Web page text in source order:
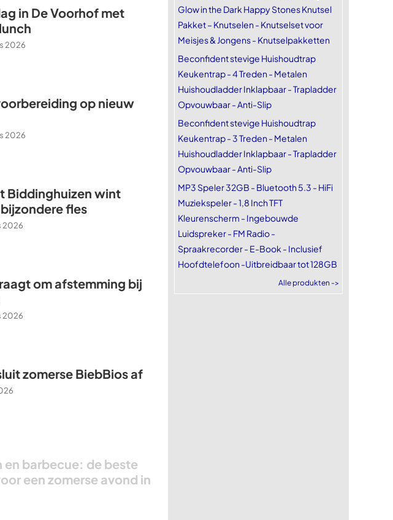
in De Voorhof met
2026
op nieuw
2026
Biddinghuizen wint
fles
2026
om afstemming bij
2026
zomerse BiebBios af
en barbecue: de beste
een zomerse avond in
Glow in the Dark Happy Stones Knutsel
Pakket – Knutselen - Knutselset voor
Meisjes & Jongens - Knutselpakketten
Beconfident stevige Huishoudtrap
Keukentrap - 4 Treden - Metalen
Huishoudladder Inklapbaar - Trapladder
Opvouwbaar - Anti-Slip
Beconfident stevige Huishoudtrap
Keukentrap - 3 Treden - Metalen
Huishoudladder Inklapbaar - Trapladder
Opvouwbaar - Anti-Slip
MP3 Speler 32GB - Bluetooth 5.3 - HiFi
Muziekspeler - 1,8 Inch TFT
Kleurenscherm - Ingebouwde
Luidspreker - FM Radio -
Spraakrecorder - E-Book - Inclusief
Hoofdtelefoon -Uitbreidbaar tot 128GB
Alle produkten ->